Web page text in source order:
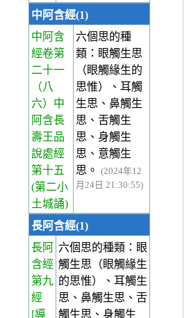
中阿含經(1)
中阿含
經卷第
二十一
（八
六）中
阿含長
壽王品
說處經
第十五
(第二小
土城誦)
六個思的種
類：眼觸生思
（眼觸緣生的
思惟）、耳觸
生思、鼻觸生
思、舌觸生
思、身觸生
思、意觸生
思。
(2024年12
月24日 21:30:55)
長阿含經(1)
長阿
含經
第九
經
[導
六個思的種類：眼
觸生思（眼觸緣生
的思惟）、耳觸生
思、鼻觸生思、舌
觸生思、身觸生